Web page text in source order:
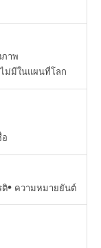
ภาพ
ม่มีในแผนที่โลก
อ
ติ ความหมายยันต์